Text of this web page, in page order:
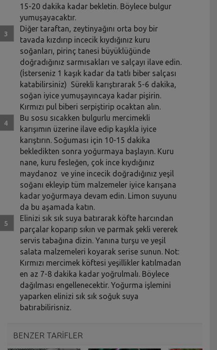
15-20 dakika kadar bekletin. Böylece bulgur
yumuşayacaktır.
Diğer taraftan, zeytinyağını orta boy bir
tavada kızdırıp incecik kıydığınız kuru
soğanları, pirinç tanesi büyüklüğünde
doğradığınız sarmısakları ve salçayı ilave edin.
(İsterseniz 1 kaşık kadar da tatlı biber salçası
katabilirsiniz) Sürekli karıştırarak 5-6 dakika,
soğan iyice yumuşayıncaya kadar pişirin.
Kırmızı pul biberi serpiştirip ocaktan alın.
Bu sosu sıcakken bulgurlu mercimekli
karışımın üzerine ilave edip kaşıkla iyice
karıştırın. Soğuması için 10-15 dakika
bekledikten sonra yoğurmaya başlayın. Kuru
nane, kuru fesleğen, çok ince kıydığınız
maydanoz ve yine incecik doğradığınız yeşil
soğanı ekleyip tüm malzemeler iyice karışana
kadar yoğurmaya devam edin. Limon suyunu
da bu aşamada katın.
Elinizi sık sık suya batırarak köfte harcından
parçalar koparıp sıkın ve parmak şekli vererek
servis tabağına dizin. Yanına turşu ve yeşil
salata malzemeleri koyarak serise sunun. Not:
Kırmızı mercimek köftesi yeşillikler katılmadan
en az 7-8 dakika kadar yoğrulmalı. Böylece
dağılması engellenecektir. Yoğurma işlemini
yaparken elinizi sık sık soğuk suya
batırabilirisniz.
BENZER TARİFLER